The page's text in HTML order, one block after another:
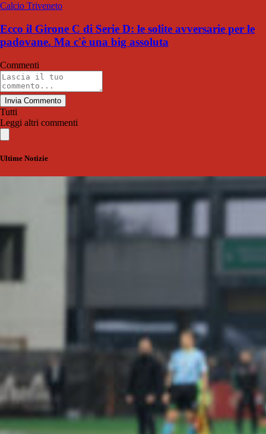
Calcio Triveneto
Ecco il Girone C di Serie D: le solite avversarie per le
padovane. Ma c'è una big assoluta
Commenti
Invia Commento
Tutti
Leggi altri commenti
Ultime Notizie